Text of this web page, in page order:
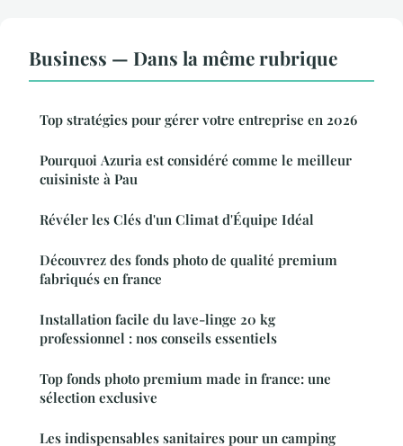
Business — Dans la même rubrique
Top stratégies pour gérer votre entreprise en 2026
Pourquoi Azuria est considéré comme le meilleur
cuisiniste à Pau
Révéler les Clés d'un Climat d'Équipe Idéal
Découvrez des fonds photo de qualité premium
fabriqués en france
Installation facile du lave-linge 20 kg
professionnel : nos conseils essentiels
Top fonds photo premium made in france: une
sélection exclusive
Les indispensables sanitaires pour un camping